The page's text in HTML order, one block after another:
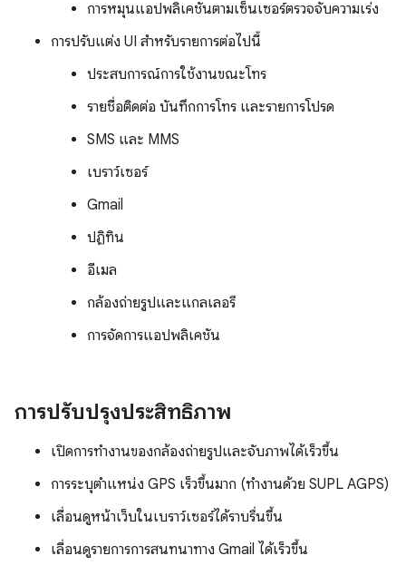
การหมุนแอปพลิเคชันตามเซ็นเซอร์ตรวจจับความเร่ง
การปรับแต่ง UI สำหรับรายการต่อไปนี้
ประสบการณ์การใช้งานขณะโทร
รายชื่อติดต่อ บันทึกการโทร และรายการโปรด
SMS และ MMS
เบราว์เซอร์
Gmail
ปฏิทิน
อีเมล
กล้องถ่ายรูปและแกลเลอรี
การจัดการแอปพลิเคชัน
การปรับปรุงประสิทธิภาพ
เปิดการทำงานของกล้องถ่ายรูปและจับภาพได้เร็วขึ้น
การระบุตำแหน่ง GPS เร็วขึ้นมาก (ทำงานด้วย SUPL AGPS)
เลื่อนดูหน้าเว็บในเบราว์เซอร์ได้ราบรื่นขึ้น
เลื่อนดูรายการการสนทนาทาง Gmail ได้เร็วขึ้น